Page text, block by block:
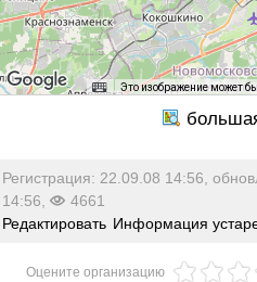
Это изображение может
Регистрация: 22.09.08 14:56,
14:56,
4661
Редактировать Информация
Оцените организацию